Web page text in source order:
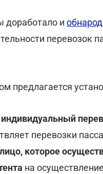
доработало и
перевозок
предлагается
перевозки
которое
на